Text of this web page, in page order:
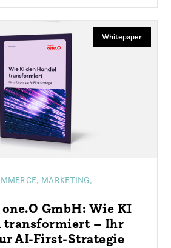
Whitepaper
MARKETING,
GmbH: Wie KI
transformiert – Ihr
AI-First-Strategie